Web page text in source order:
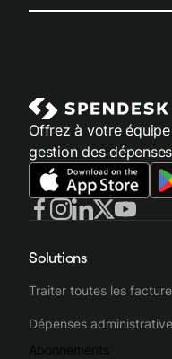
Offrez à votre
gestion des dépenses
Solutions
Traiter toutes les
Dépenses
Abonnements